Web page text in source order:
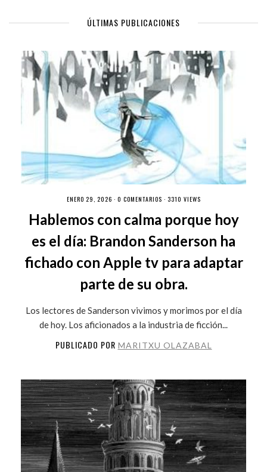
ÚLTIMAS PUBLICACIONES
ENERO 29, 2026 · 0 COMENTARIOS · 3310 VIEWS
Hablemos con calma porque hoy
es el día: Brandon Sanderson ha
fichado con Apple tv para adaptar
parte de su obra.
Los lectores de Sanderson vivimos y morimos por el día
de hoy. Los aficionados a la industria de ficción...
PUBLICADO POR MARITXU OLAZABAL